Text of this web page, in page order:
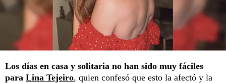
Los días en casa y solitaria no han sido muy fáciles
para Lina Tejeiro, quien confesó que esto la afectó y la